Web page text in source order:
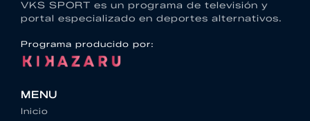
VKS SPORT es un programa de televisión y
portal especializado en deportes alternativos.
Programa producido por:
MENU
Inicio